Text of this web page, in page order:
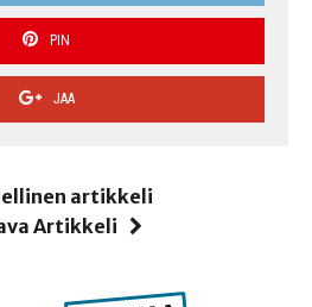
PIN
JAA
artikkeli
Artikkeli